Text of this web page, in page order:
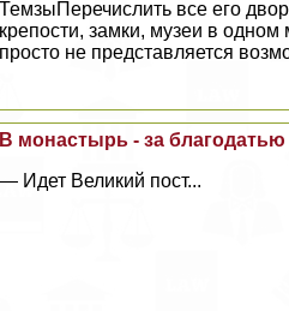
ТемзыПеречислить все его
крепости, замки, музеи в одном
просто не представляется
В монастырь - за
— Идет Великий пост...